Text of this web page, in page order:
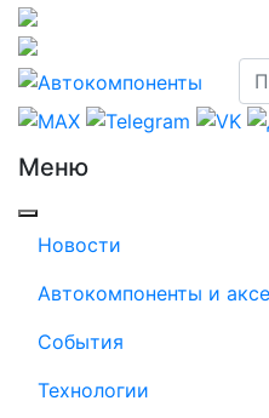
Меню
Новости
Автокомпоненты и
События
Технологии